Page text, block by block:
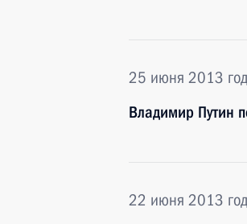
25 июня 2013
Владимир Путин
22 июня 2013